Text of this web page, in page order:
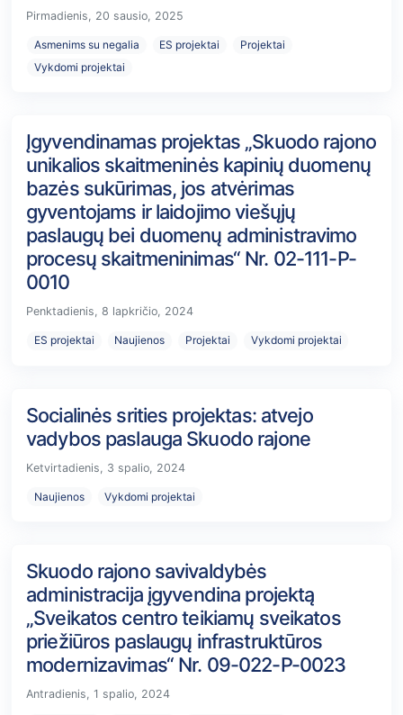
Pirmadienis, 20 sausio, 2025
Asmenims su negalia ES projektai
Projektai
Vykdomi projektai
Įgyvendinamas projektas „Skuodo rajono
unikalios skaitmeninės kapinių duomenų
bazės sukūrimas, jos atvėrimas
gyventojams ir laidojimo viešųjų
paslaugų bei duomenų administravimo
procesų skaitmeninimas“ Nr. 02-111-P-
0010
Penktadienis, 8 lapkričio, 2024
ES projektai Naujienos Projektai Vykdomi projektai
Socialinės srities projektas: atvejo
vadybos paslauga Skuodo rajone
Ketvirtadienis, 3 spalio, 2024
Naujienos Vykdomi projektai
Skuodo rajono savivaldybės
administracija įgyvendina projektą
„Sveikatos centro teikiamų sveikatos
priežiūros paslaugų infrastruktūros
modernizavimas“ Nr. 09-022-P-0023
Antradienis, 1 spalio, 2024